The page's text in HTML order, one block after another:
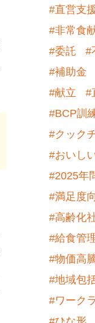
#直営支
#非常食
#委託
#
#補助金
#献立
#
#BCP訓
#クック
#おいし
#2025年
#満足度
#高齢化
#給食管
#物価高
#地域包
#ワーク